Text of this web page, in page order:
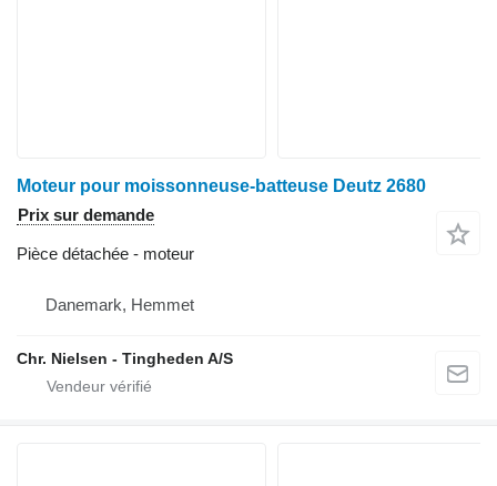
Moteur pour moissonneuse-batteuse Deutz 2680
Prix sur demande
Pièce détachée - moteur
Danemark, Hemmet
Chr. Nielsen - Tingheden A/S